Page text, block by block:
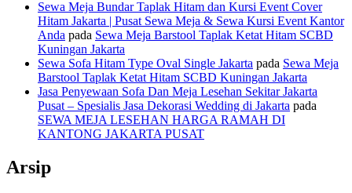
Sewa Meja Bundar Taplak Hitam dan Kursi Event Cover
Hitam Jakarta | Pusat Sewa Meja & Sewa Kursi Event Kantor
Anda pada Sewa Meja Barstool Taplak Ketat Hitam SCBD
Kuningan Jakarta
Sewa Sofa Hitam Type Oval Single Jakarta pada Sewa Meja
Barstool Taplak Ketat Hitam SCBD Kuningan Jakarta
Jasa Penyewaan Sofa Dan Meja Lesehan Sekitar Jakarta
Pusat – Spesialis Jasa Dekorasi Wedding di Jakarta pada
SEWA MEJA LESEHAN HARGA RAMAH DI
KANTONG JAKARTA PUSAT
Arsip